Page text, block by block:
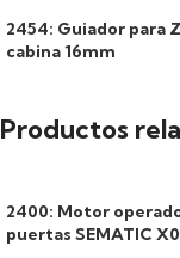
2454: Guiador para
cabina 16mm
Productos
2400: Motor
puertas SEMATIC